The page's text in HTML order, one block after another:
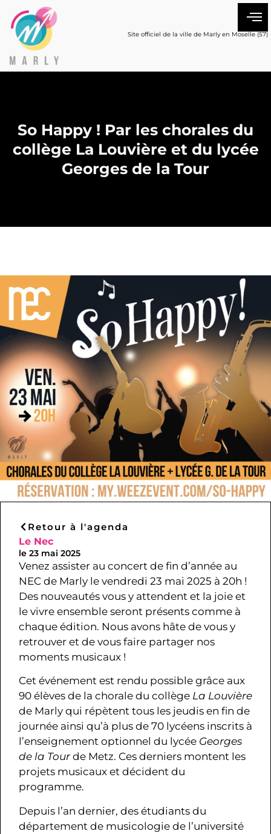
Site officiel de la ville de Marly en Moselle (57)
So Happy ! Par les chorales du
collège La Louvière et du lycée
Georges de la Tour
Retour à l'agenda
Le Nec
le 23 mai 2025
Venez assister au concert de fin d’année au
NEC de Marly le vendredi 23 mai 2025 à 20h !
Des nouveautés vous y attendent et la joie et
le vivre ensemble seront présents comme à
chaque édition. Nous avons hâte de vous y
retrouver et de vous faire partager nos
moments musicaux !
Cet événement est rendu possible grâce aux
90 élèves de la chorale du collège La Louvière
de Marly qui répètent tous les jeudis en fin de
journée ainsi qu’à plus de 70 lycéens inscrits à
l’enseignement optionnel du lycée Georges
de la Tour de Metz. Ces derniers montent les
projets musicaux et décident du
programme.
Depuis l’an dernier, des étudiants du
département de musicologie de l’université